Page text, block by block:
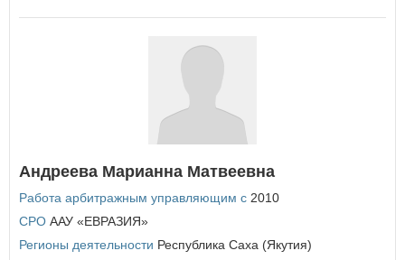
Удмуртская Республика
Ульяновская область
Х
Хабаровский край
Ханты-Мансийский автономный округ - Югра
Андреева Марианна Матвеевна
Работа арбитражным управляющим с 2010
СРО ААУ «ЕВРАЗИЯ»
Регионы деятельности Республика Саха (Якутия)